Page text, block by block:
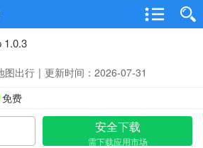
1.0.3
图出行 | 更新时间：2026-07-31
免费
安全下载
需下载应用市场